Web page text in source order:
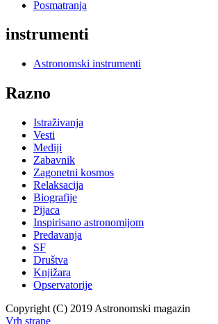
Posmatranja
instrumenti
Astronomski instrumenti
Razno
Istraživanja
Vesti
Mediji
Zabavnik
Zagonetni kosmos
Relaksacija
Biografije
Pijaca
Inspirisano astronomijom
Predavanja
SF
Društva
Knjižara
Opservatorije
Copyright (C) 2019 Astronomski magazin
Vrh strane